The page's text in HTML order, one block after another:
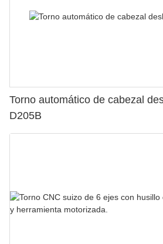
Torno automático de cabezal
D205B